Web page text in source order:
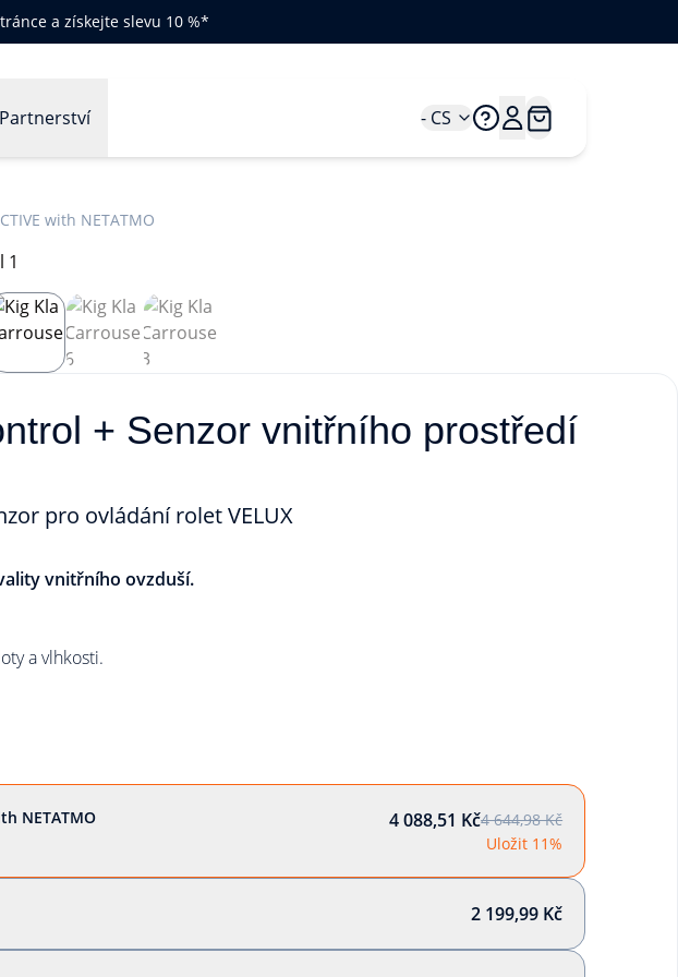
a získejte slevu 10 %*
Partnerství - CS
with NETATMO
+ Senzor vnitřního prostředí
pro ovládání rolet VELUX
vnitřního ovzduší.
a vlhkosti.
NETATMO 4 088,51 Kč4 644,98 Kč
Uložit 11%
2 199,99 Kč